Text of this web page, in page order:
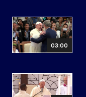
03:00